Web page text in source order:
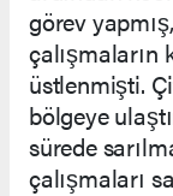
görev
üstlenmişti.
bölgeye
sürede
çalışmaları